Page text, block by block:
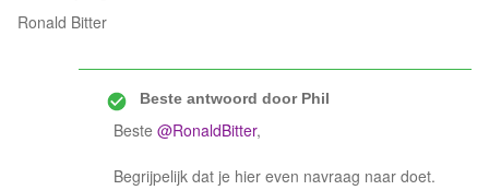
Ronald Bitter
Beste antwoord doorPhil
Beste @RonaldBitter,
Begrijpelijk dat je hier even navraag naar doet.